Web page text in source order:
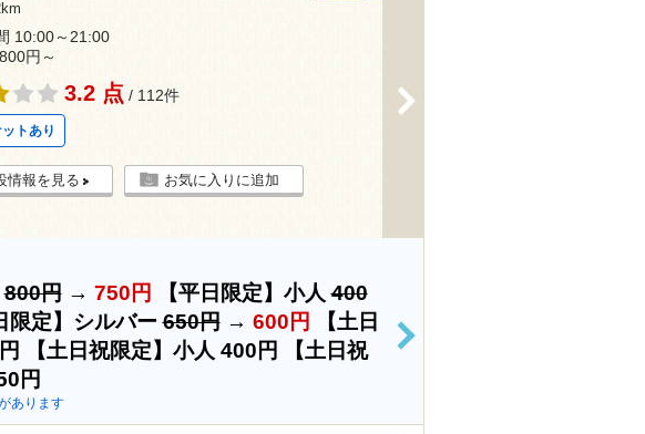
10:00～21:00
円～
3.2 点 / 112件
トあり
情報を見る お気に入りに追加
800円→ 750円 【平日限定】小人400
限定】シルバー650円→ 600円
【土日
【土日祝限定】小人 400円
【土日祝
円
あります
>